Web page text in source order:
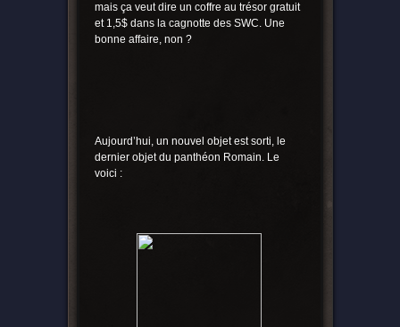
mais ça veut dire un coffre au trésor gratuit
et 1,5$ dans la cagnotte des SWC. Une
bonne affaire, non ?
Aujourd’hui, un nouvel objet est sorti, le
dernier objet du panthéon Romain. Le
voici :